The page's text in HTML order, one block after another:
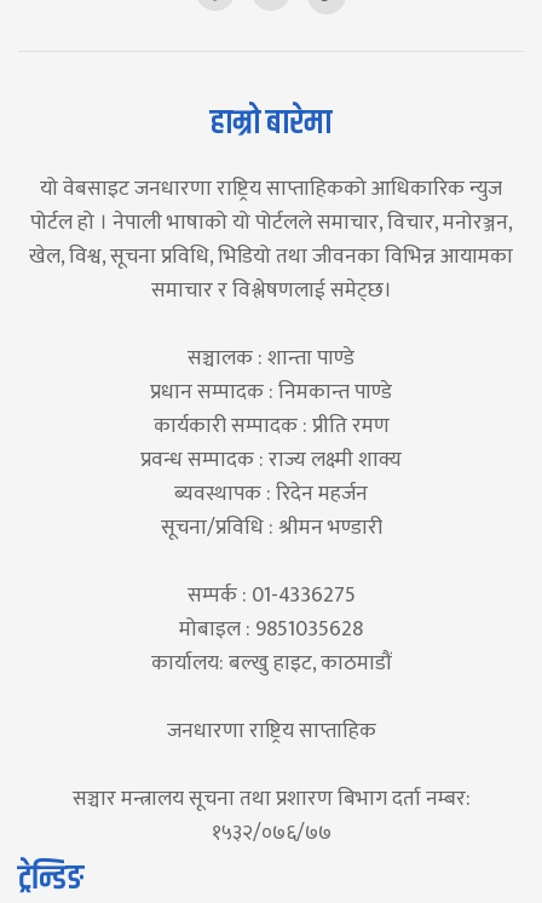
हाम्रो बारेमा
यो वेबसाइट जनधारणा राष्ट्रिय साप्ताहिकको आधिकारिक न्युज
पोर्टल हो । नेपाली भाषाको यो पोर्टलले समाचार, विचार, मनोरञ्जन,
खेल, विश्व, सूचना प्रविधि, भिडियो तथा जीवनका विभिन्न आयामका
समाचार र विश्लेषणलाई समेट्छ।
सञ्चालक : शान्ता पाण्डे
प्रधान सम्पादक : निमकान्त पाण्डे
कार्यकारी सम्पादक : प्रीति रमण
प्रवन्ध सम्पादक : राज्य लक्ष्मी शाक्य
ब्यवस्थापक : रिदेन महर्जन
सूचना/प्रविधि : श्रीमन भण्डारी
सम्पर्क : 01-4336275
मोबाइल : 9851035628
कार्यालय: बल्खु हाइट, काठमाडौं
जनधारणा राष्ट्रिय साप्ताहिक
सञ्चार मन्त्रालय सूचना तथा प्रशारण बिभाग दर्ता नम्बर:
१५३२/०७६/७७
ट्रेन्डिङ